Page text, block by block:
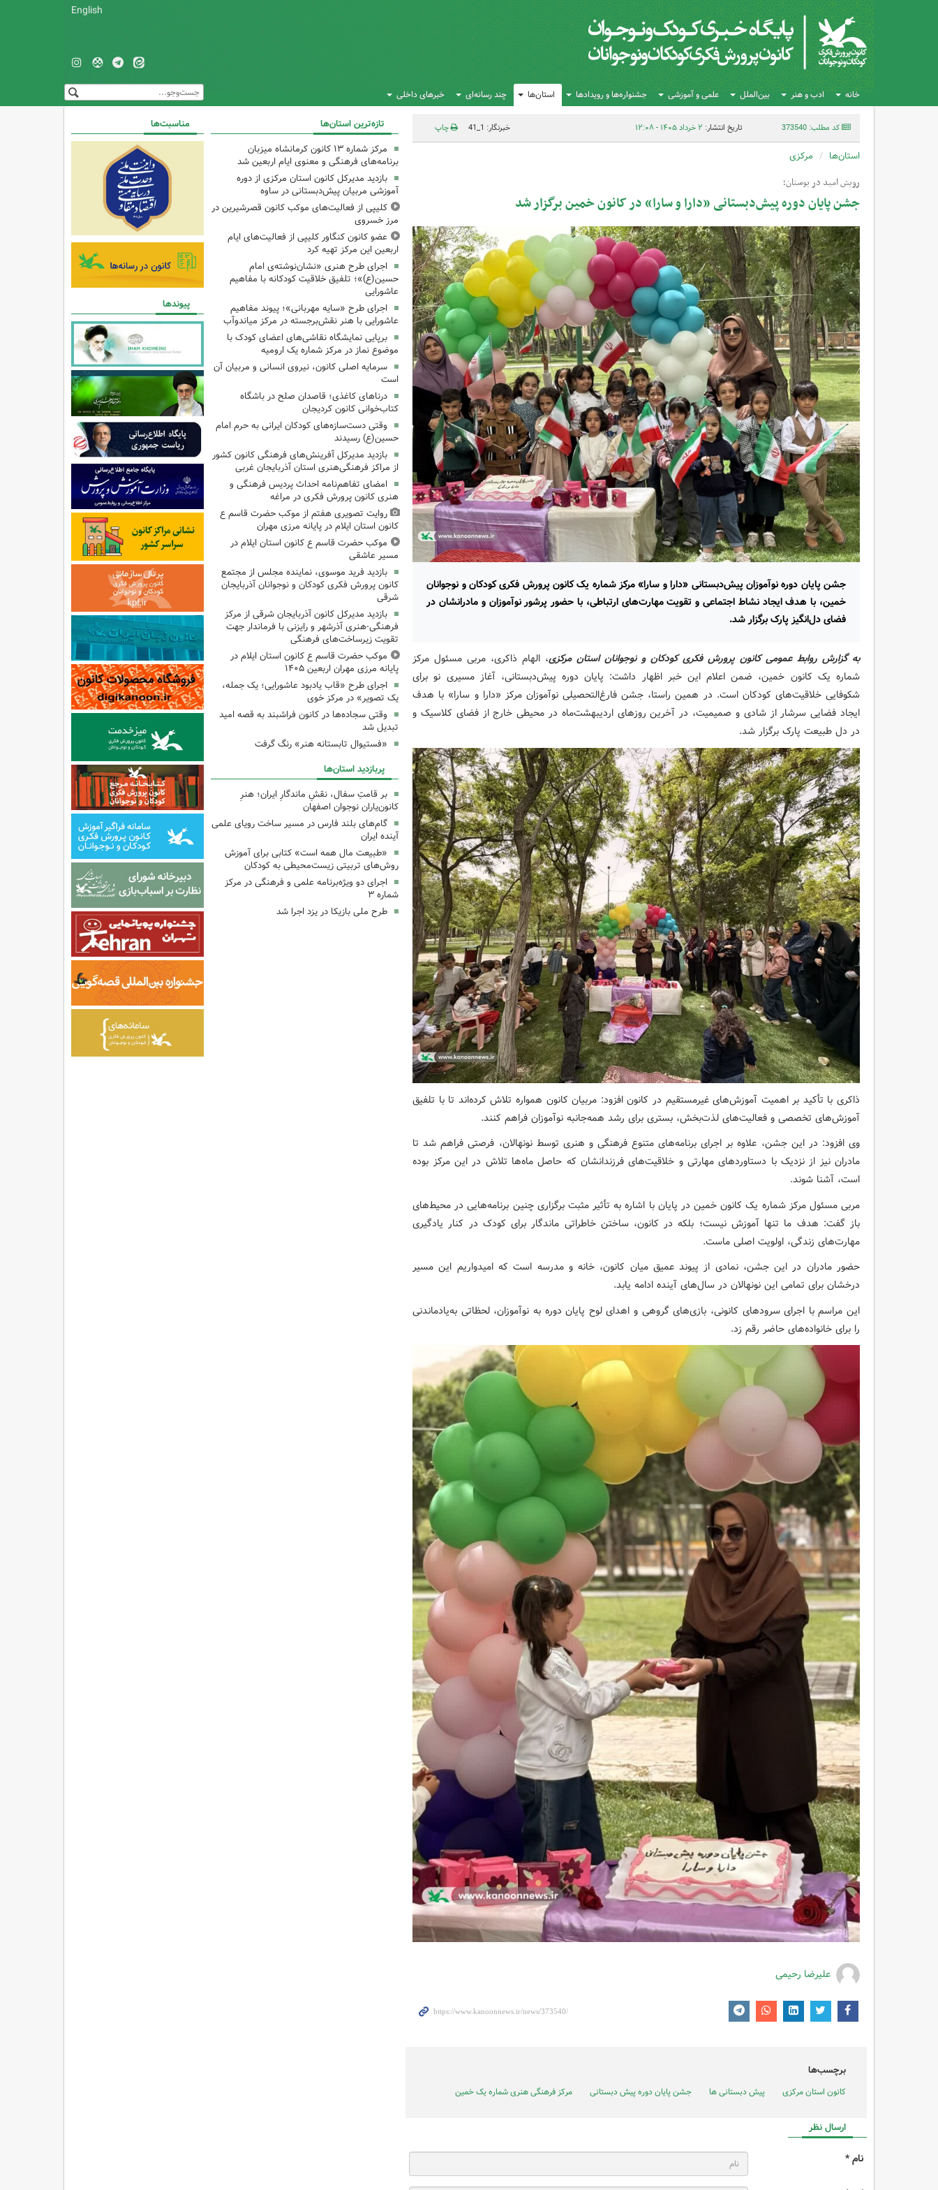
English
خانه ادب و هنر بین‌الملل علمی و آموزشی جشنواره‌ها و رویدادها استان‌ها چند رسانه‌ای خبرهای داخلی
کد مطلب: 373540 تاریخ انتشار: ۲ خرداد ۱۴۰۵ - ۱۲:۰۸ خبرنگار: 1_41 چاپ
استان‌ها مرکزی
رویش امید در بوستان؛
جشن پایان دوره پیش‌دبستانی «دارا و سارا» در کانون خمین برگزار شد
جشن پایان دوره نوآموزان پیش‌دبستانی «دارا و سارا» مرکز شماره یک کانون پرورش فکری کودکان و نوجوانان
خمین، با هدف ایجاد نشاط اجتماعی و تقویت مهارت‌های ارتباطی، با حضور پرشور نوآموزان و مادرانشان در
فضای دل‌انگیز پارک برگزار شد.
به گزارش روابط عمومی کانون پرورش فکری کودکان و نوجوانان استان مرکزی، الهام ذاکری، مربی مسئول مرکز
شماره یک کانون خمین، ضمن اعلام این خبر اظهار داشت: پایان دوره پیش‌دبستانی، آغاز مسیری نو برای
شکوفایی خلاقیت‌های کودکان است. در همین راستا، جشن فارغ‌التحصیلی نوآموزان مرکز «دارا و سارا» با هدف
ایجاد فضایی سرشار از شادی و صمیمیت، در آخرین روزهای اردیبهشت‌ماه در محیطی خارج از فضای کلاسیک و
در دل طبیعت پارک برگزار شد.
ذاکری با تأکید بر اهمیت آموزش‌های غیرمستقیم در کانون افزود: مربیان کانون همواره تلاش کرده‌اند تا با تلفیق
آموزش‌های تخصصی و فعالیت‌های لذت‌بخش، بستری برای رشد همه‌جانبه نوآموزان فراهم کنند.
وی افزود: در این جشن، علاوه بر اجرای برنامه‌های متنوع فرهنگی و هنری توسط نونهالان، فرصتی فراهم شد تا
مادران نیز از نزدیک با دستاوردهای مهارتی و خلاقیت‌های فرزندانشان که حاصل ماه‌ها تلاش در این مرکز بوده
است، آشنا شوند.
مربی مسئول مرکز شماره یک کانون خمین در پایان با اشاره به تأثیر مثبت برگزاری چنین برنامه‌هایی در محیط‌های
باز گفت: هدف ما تنها آموزش نیست؛ بلکه در کانون، ساختن خاطراتی ماندگار برای کودک در کنار یادگیری
مهارت‌های زندگی، اولویت اصلی ماست.
حضور مادران در این جشن، نمادی از پیوند عمیق میان کانون، خانه و مدرسه است که امیدواریم این مسیر
درخشان برای تمامی این نونهالان در سال‌های آینده ادامه یابد.
این مراسم با اجرای سرودهای کانونی، بازی‌های گروهی و اهدای لوح پایان دوره به نوآموزان، لحظاتی به‌یادماندنی
را برای خانواده‌های حاضر رقم زد.
علیرضا رحیمی
برچسب‌ها
کانون استان مرکزی پیش دبستانی ها جشن پایان دوره پیش دبستانی مرکز فرهنگی هنری شماره یک خمین
ارسال نظر
نام *
تازه‌ترین استان‌ها
مرکز شماره ۱۳ کانون کرمانشاه میزبان
برنامه‌های فرهنگی و معنوی ایام اربعین شد
بازدید مدیرکل کانون استان مرکزی از دوره
آموزشی مربیان پیش‌دبستانی در ساوه
کلیپی از فعالیت‌های موکب کانون قصرشیرین در
مرز خسروی
عضو کانون کنگاور کلیپی از فعالیت‌های ایام
اربعین این مرکز تهیه کرد
اجرای طرح هنری «نشان‌نوشته‌ی امام
حسین(ع)»؛ تلفیق خلاقیت کودکانه با مفاهیم
عاشورایی
اجرای طرح «سایه مهربانی»؛ پیوند مفاهیم
عاشورایی با هنر نقش‌برجسته در مرکز میاندوآب
برپایی نمایشگاه نقاشی‌های اعضای کودک با
موضوع نماز در مرکز شماره یک ارومیه
سرمایه اصلی کانون، نیروی انسانی و مربیان آن
است
درناهای کاغذی؛ قاصدان صلح در باشگاه
کتاب‌خوانی کانون کردیجان
وقتی دست‌سازه‌های کودکان ایرانی به حرم امام
حسین(ع) رسیدند
بازدید مدیرکل آفرینش‌های فرهنگی کانون کشور
از مراکز فرهنگی‌هنری استان آذربایجان غربی
امضای تفاهم‌نامه احداث پردیس فرهنگی و
هنری کانون پرورش فکری در مراغه
روایت تصویری هفتم از موکب حضرت قاسم ع
کانون استان ایلام در پایانه مرزی مهران
موکب حضرت قاسم ع کانون استان ایلام در
مسیر عاشقی
بازدید فرید موسوی، نماینده مجلس از مجتمع
کانون پرورش فکری کودکان و نوجوانان آذربایجان
شرقی
بازدید مدیرکل کانون آذربایجان شرقی از مرکز
فرهنگی‌-هنری آذرشهر و رایزنی با فرماندار جهت
تقویت زیرساخت‌های فرهنگی
موکب حضرت قاسم ع کانون استان ایلام در
پایانه مرزی مهران اربعین ۱۴۰۵
اجرای طرح «قاب یادبود عاشورایی؛ یک جمله،
یک تصویر» در مرکز خوی
وقتی سجاده‌ها در کانون فراشبند به قصه امید
تبدیل شد
«فستیوال تابستانه هنر» رنگ گرفت
پربازدید استان‌ها
بر قامتِ سفال، نقشِ ماندگارِ ایران؛ هنرِ
کانون‌یاران نوجوان اصفهان
گام‌های بلند فارس در مسیر ساخت رویای علمی
آینده ایران
«طبیعت مال همه است» کتابی برای آموزش
روش‌های تربیتی زیست‌محیطی به کودکان
اجرای دو ویژه‌برنامه علمی و فرهنگی در مرکز
شماره ۳
طرح ملی بازیکا در یزد اجرا شد
مناسبت‌ها
پیوندها